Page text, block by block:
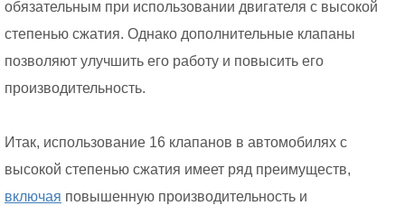
обязательным при использовании двигателя с высокой
степенью сжатия. Однако дополнительные клапаны
позволяют улучшить его работу и повысить его
производительность.
Итак, использование 16 клапанов в автомобилях с
высокой степенью сжатия имеет ряд преимуществ,
включая повышенную производительность и